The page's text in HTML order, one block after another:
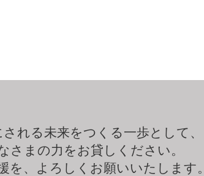
される未来をつくる一歩として、
さまの力をお貸しください。
を、よろしくお願いいたします。